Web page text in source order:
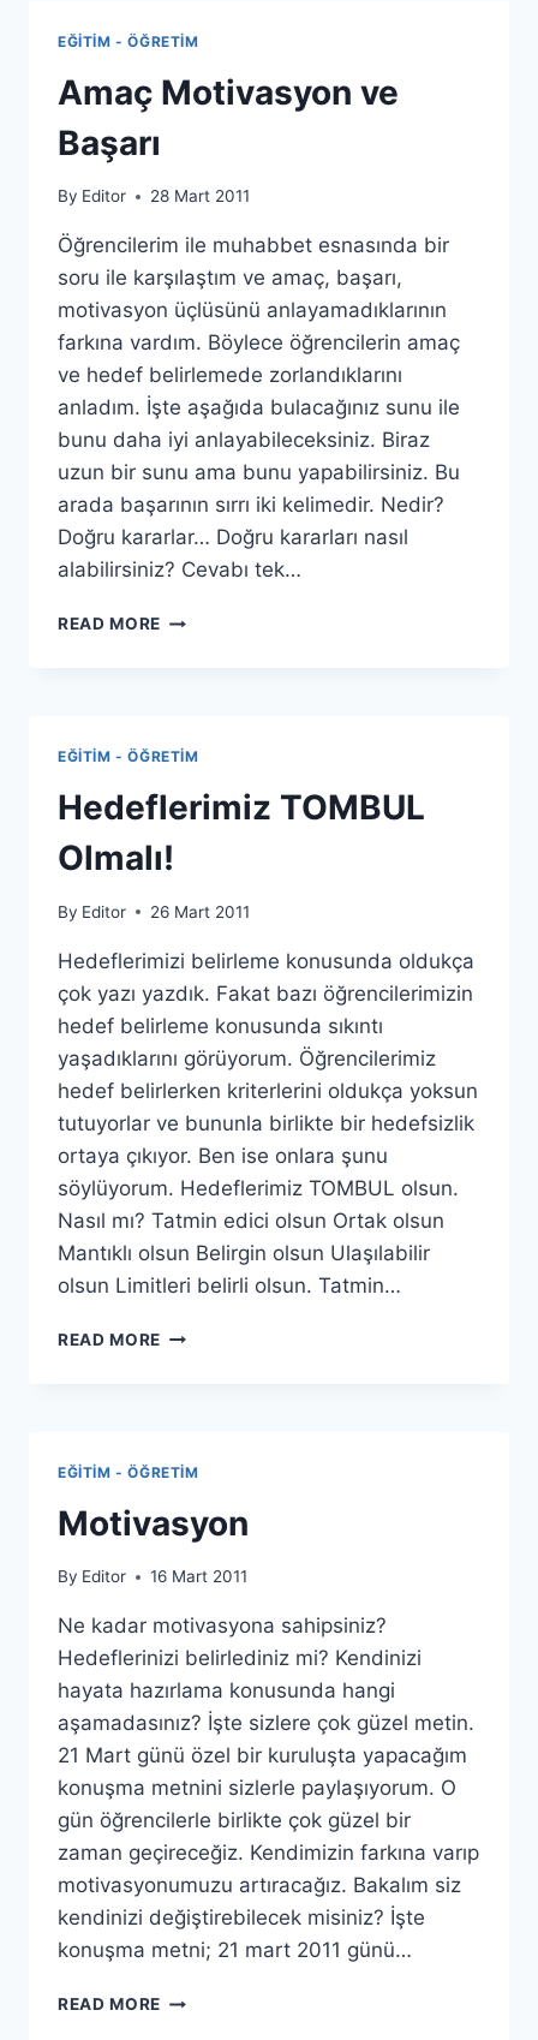
EĞITIM - ÖĞRETIM
Amaç Motivasyon ve
Başarı
By Editor 28 Mart 2011
Öğrencilerim ile muhabbet esnasında bir
soru ile karşılaştım ve amaç, başarı,
motivasyon üçlüsünü anlayamadıklarının
farkına vardım. Böylece öğrencilerin amaç
ve hedef belirlemede zorlandıklarını
anladım. İşte aşağıda bulacağınız sunu ile
bunu daha iyi anlayabileceksiniz. Biraz
uzun bir sunu ama bunu yapabilirsiniz. Bu
arada başarının sırrı iki kelimedir. Nedir?
Doğru kararlar… Doğru kararları nasıl
alabilirsiniz? Cevabı tek…
READ MORE AMAÇ
EĞITIM - ÖĞRETIM
Hedeflerimiz TOMBUL
Olmalı!
By Editor 26 Mart 2011
Hedeflerimizi belirleme konusunda oldukça
çok yazı yazdık. Fakat bazı öğrencilerimizin
hedef belirleme konusunda sıkıntı
yaşadıklarını görüyorum. Öğrencilerimiz
hedef belirlerken kriterlerini oldukça yoksun
tutuyorlar ve bununla birlikte bir hedefsizlik
ortaya çıkıyor. Ben ise onlara şunu
söylüyorum. Hedeflerimiz TOMBUL olsun.
Nasıl mı? Tatmin edici olsun Ortak olsun
Mantıklı olsun Belirgin olsun Ulaşılabilir
olsun Limitleri belirli olsun. Tatmin…
READ MORE HEDEFLERIMIZ
EĞITIM - ÖĞRETIM
Motivasyon
By Editor 16 Mart 2011
Ne kadar motivasyona sahipsiniz?
Hedeflerinizi belirlediniz mi? Kendinizi
hayata hazırlama konusunda hangi
aşamadasınız? İşte sizlere çok güzel metin.
21 Mart günü özel bir kuruluşta yapacağım
konuşma metnini sizlerle paylaşıyorum. O
gün öğrencilerle birlikte çok güzel bir
zaman geçireceğiz. Kendimizin farkına varıp
motivasyonumuzu artıracağız. Bakalım siz
kendinizi değiştirebilecek misiniz? İşte
konuşma metni; 21 mart 2011 günü…
READ MORE MOTIVASYON